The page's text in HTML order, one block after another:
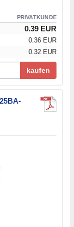
PRIVATKUNDE
0.39 EUR
0.36 EUR
0.32 EUR
kaufen